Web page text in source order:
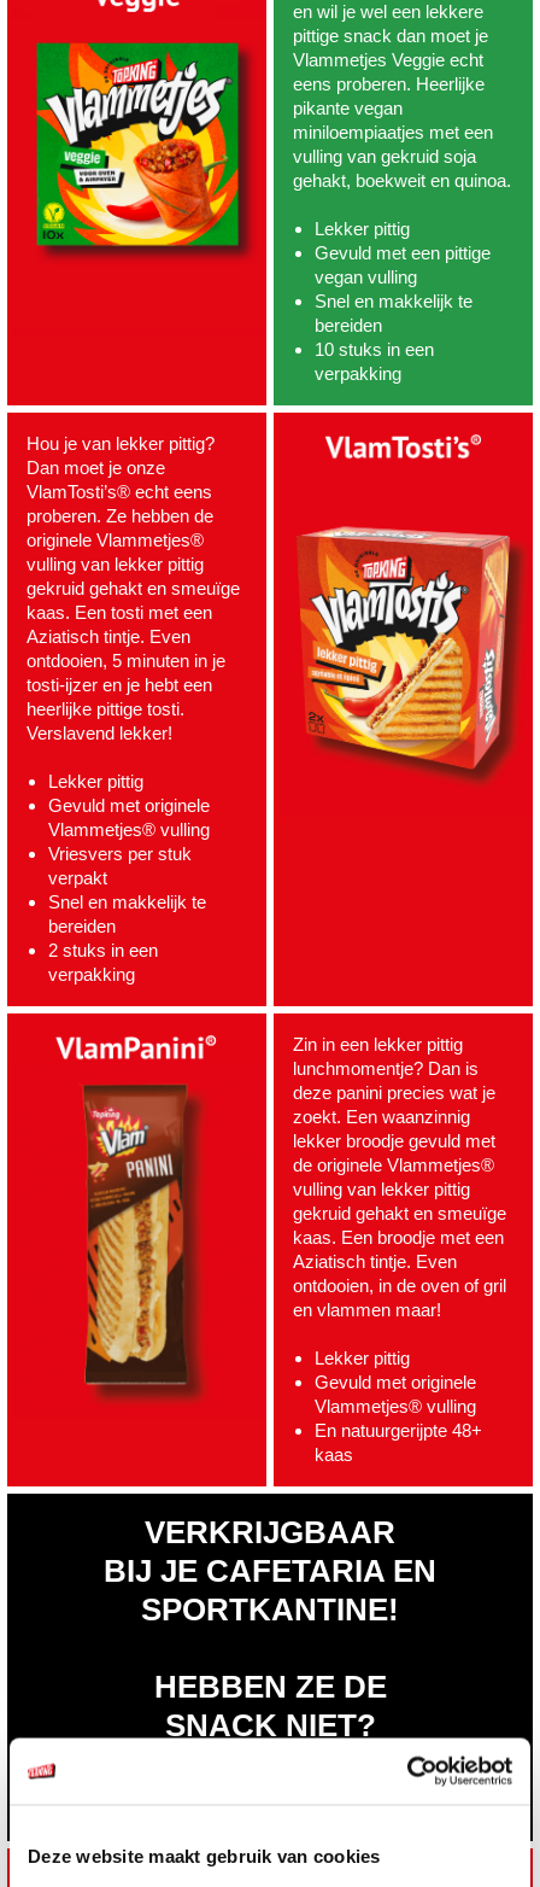
Deze website maakt gebruik van cookies
en wil je wel een lekkere
pittige snack dan moet je
Vlammetjes Veggie echt
eens proberen. Heerlijke
pikante vegan
miniloempiaatjes met een
vulling van gekruid soja
gehakt, boekweit en quinoa.
Lekker pittig
Gevuld met een pittige
vegan vulling
Snel en makkelijk te
bereiden
10 stuks in een
verpakking
Hou je van lekker pittig?
Dan moet je onze
VlamTosti’s® echt eens
proberen. Ze hebben de
originele Vlammetjes®
vulling van lekker pittig
gekruid gehakt en smeuïge
kaas. Een tosti met een
Aziatisch tintje. Even
ontdooien, 5 minuten in je
tosti-ijzer en je hebt een
heerlijke pittige tosti.
Verslavend lekker!
Lekker pittig
Gevuld met originele
Vlammetjes® vulling
Vriesvers per stuk
verpakt
Snel en makkelijk te
bereiden
2 stuks in een
verpakking
Zin in een lekker pittig
lunchmomentje? Dan is
deze panini precies wat je
zoekt. Een waanzinnig
lekker broodje gevuld met
de originele Vlammetjes®
vulling van lekker pittig
gekruid gehakt en smeuïge
kaas. Een broodje met een
Aziatisch tintje. Even
ontdooien, in de oven of gril
en vlammen maar!
Lekker pittig
Gevuld met originele
Vlammetjes® vulling
En natuurgerijpte 48+
kaas
VERKRIJGBAAR
BIJ JE CAFETARIA EN
SPORTKANTINE!
HEBBEN ZE DE
SNACK NIET?